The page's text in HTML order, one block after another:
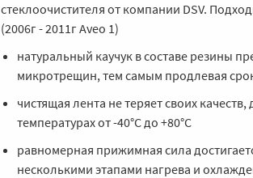
стеклоочистителя от компании DSV.
(2006г - 2011г Aveo 1)
натуральный каучук в составе резины
микротрещин, тем самым продлевая
чистящая лента не теряет своих
температурах от -40°С до +80°C
равномерная прижимная сила
несколькими этапами нагрева и